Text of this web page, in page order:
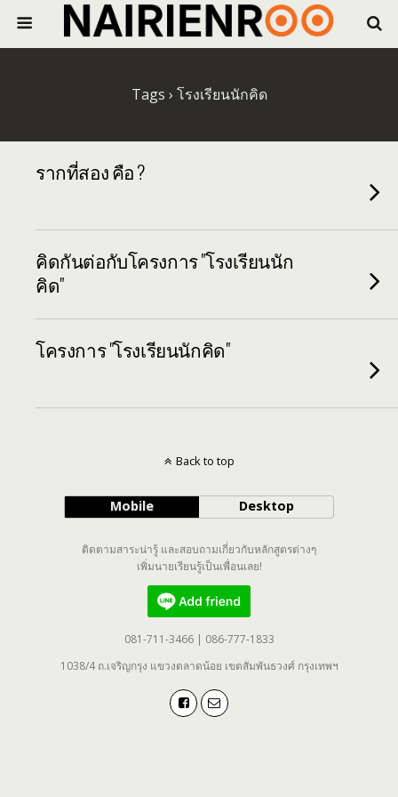
Tags › โรงเรียนนักคิด
รากที่สอง คือ ?
คิดกันต่อกับโครงการ "โรงเรียนนัก
คิด"
โครงการ "โรงเรียนนักคิด"
Back to top
Mobile Desktop
ติดตามสาระน่ารู้ และสอบถามเกี่ยวกับหลักสูตรต่างๆ
เพิ่มนายเรียนรู้เป็นเพื่อนเลย!
081-711-3466 | 086-777-1833
1038/4 ถ.เจริญกรุง แขวงตลาดน้อย เขตสัมพันธวงศ์ กรุงเทพฯ